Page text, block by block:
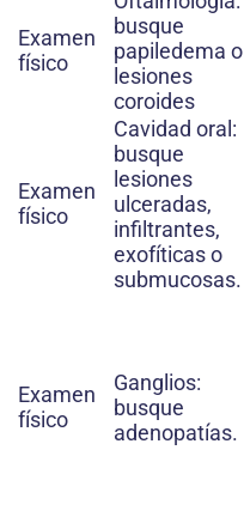
Examen
físico
busque
papiledema o
lesiones
coroides
Examen
físico
Cavidad oral:
busque
lesiones
ulceradas,
infiltrantes,
exofíticas o
submucosas.
Examen
físico
Ganglios:
busque
adenopatías.